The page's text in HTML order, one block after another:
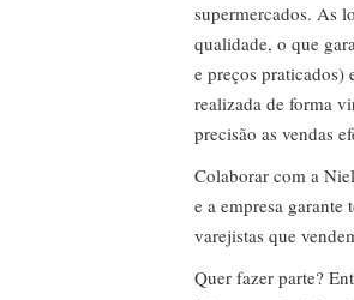
supermercados. As
qualidade, o que
e preços praticados)
realizada de forma
precisão as vendas
Colaborar com a
e a empresa
varejistas que
Quer fazer parte?